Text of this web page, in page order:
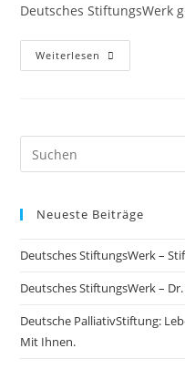
Deutsches StiftungsWerk
Weiterlesen
Neueste Beiträge
Deutsches StiftungsWerk –
Deutsches StiftungsWerk –
Deutsche PalliativStiftung:
Mit Ihnen.